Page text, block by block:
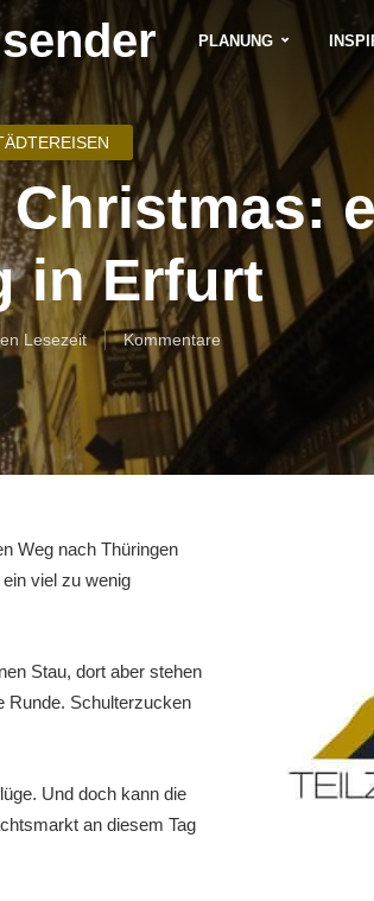
PLANUNG
in Erfurt
Lesezeit Kommentare
Weg nach Thüringen
viel zu wenig
Stau, dort aber stehen
Runde. Schulterzucken
Und doch kann die
an diesem Tag